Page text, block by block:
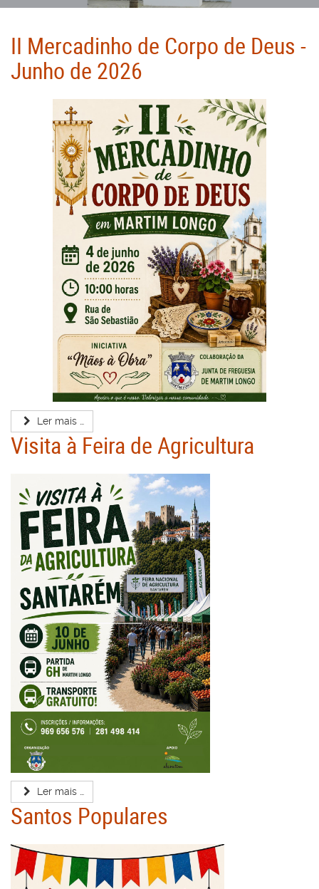
II Mercadinho de Corpo de Deus -
Junho de 2026
Ler mais …
Visita à Feira de Agricultura
Ler mais …
Santos Populares